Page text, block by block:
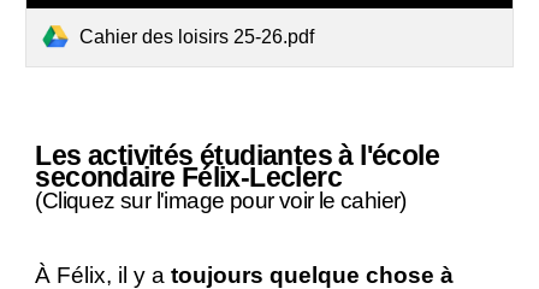
Cahier des loisirs 25-26.pdf
Les activités étudiantes à l'école
secondaire Félix-Leclerc
(Cliquez sur l'image pour voir le cahier)
À Félix, il y atoujours quelque chose à